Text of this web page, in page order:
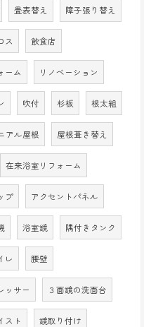
畳表替え 障子張り替え
ス 飲食店
ーム リノベーション
吹付 杉板 根太組
アル屋根 屋根葺き替え
在来浴室リフォーム
プ アクセントパネル
浴室鏡 隅付きタンク
レ 腰壁
ッサー ３面鏡の洗面台
スト 鏡取り付け